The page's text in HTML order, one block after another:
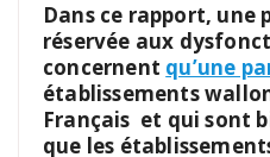
Dans ce rapport,
réservée aux
concernent qu’une
établissements
Français et qui sont
que les